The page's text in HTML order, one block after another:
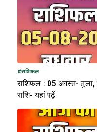
#राशिफल
राशिफल : 05 अगस्त-
राशि- यहां पढ़ें